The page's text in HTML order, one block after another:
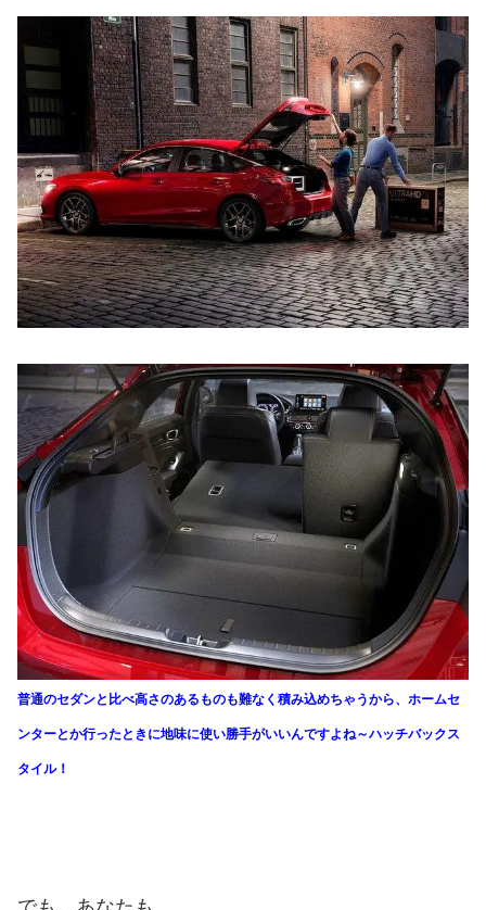
普通のセダンと比べ高さのあるものも難なく積み込めちゃうから、ホームセ
ンターとか行ったときに地味に使い勝手がいいんですよね～ハッチバックス
タイル！